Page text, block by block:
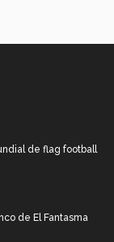
de flag football
de El Fantasma